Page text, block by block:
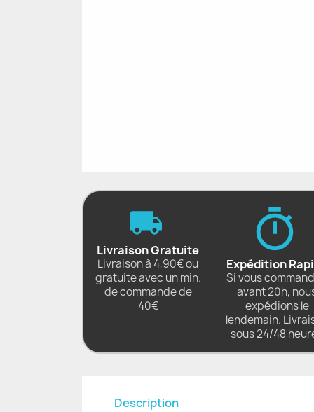
Livraison Gratuite
Livraison à 4,90€ ou
gratuite avec un min.
de commande de
40€
Expédition
Si vous
avant 20h,
expédions le
lendemain.
sous 24/48
Description